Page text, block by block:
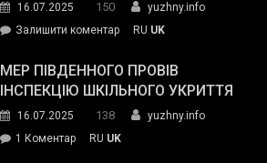
силових
та
органів:
«Наш
спільний
16.07.2025 150
yuzhny.info
Залишити коментарon
ДСНС
власноруч
пожежу
у
RU UK
МЕР ПІВДЕННОГО ПРОВІВ
ІНСПЕКЦІЮ ШКІЛЬНОГО УКРИТТЯ
16.07.2025 138
yuzhny.info
1 Коментардо RU UK